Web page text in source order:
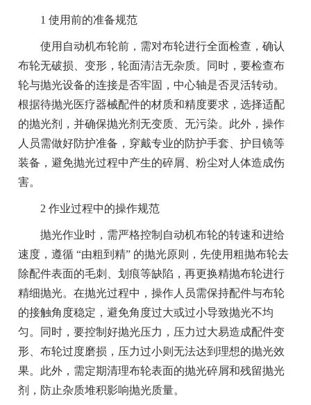
1 使用前的准备规范
使用自动机布轮前，需对布轮进行全面检查，确认
布轮无破损、变形，轮面清洁无杂质。同时，要检查布
轮与抛光设备的连接是否牢固，中心轴是否灵活转动。
根据待抛光医疗器械配件的材质和精度要求，选择适配
的抛光剂，并确保抛光剂无变质、无污染。此外，操作
人员需做好防护准备，穿戴专业的防护手套、护目镜等
装备，避免抛光过程中产生的碎屑、粉尘对人体造成伤
害。
2 作业过程中的操作规范
抛光作业时，需严格控制自动机布轮的转速和进给
速度，遵循 “由粗到精” 的抛光原则，先使用粗抛布轮去
除配件表面的毛刺、划痕等缺陷，再更换精抛布轮进行
精细抛光。在抛光过程中，操作人员需保持配件与布轮
的接触角度稳定，避免角度过大或过小导致抛光不均
匀。同时，要控制好抛光压力，压力过大易造成配件变
形、布轮过度磨损，压力过小则无法达到理想的抛光效
果。此外，需定期清理布轮表面的抛光碎屑和残留抛光
剂，防止杂质堆积影响抛光质量。